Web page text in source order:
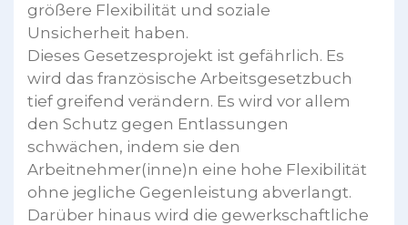
größere Flexibilität und soziale
Unsicherheit haben.
Dieses Gesetzesprojekt ist gefährlich. Es
wird das französische Arbeitsgesetzbuch
tief greifend verändern. Es wird vor allem
den Schutz gegen Entlassungen
schwächen, indem sie den
Arbeitnehmer(inne)n eine hohe Flexibilität
ohne jegliche Gegenleistung abverlangt.
Darüber hinaus wird die gewerkschaftliche